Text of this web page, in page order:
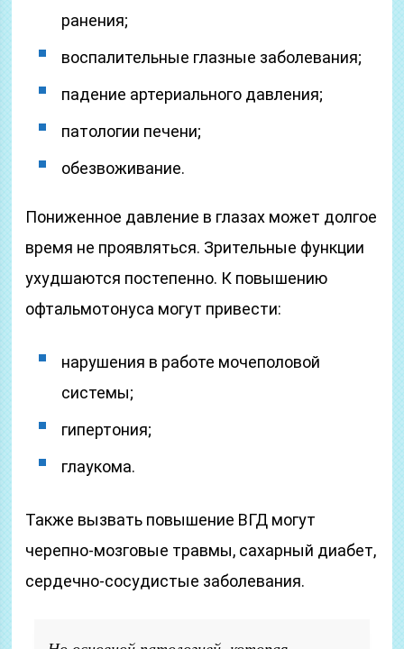
ранения;
воспалительные глазные заболевания;
падение артериального давления;
патологии печени;
обезвоживание.
Пониженное давление в глазах может долгое
время не проявляться. Зрительные функции
ухудшаются постепенно. К повышению
офтальмотонуса могут привести:
нарушения в работе мочеполовой
системы;
гипертония;
глаукома.
Также вызвать повышение ВГД могут
черепно-мозговые травмы, сахарный диабет,
сердечно-сосудистые заболевания.